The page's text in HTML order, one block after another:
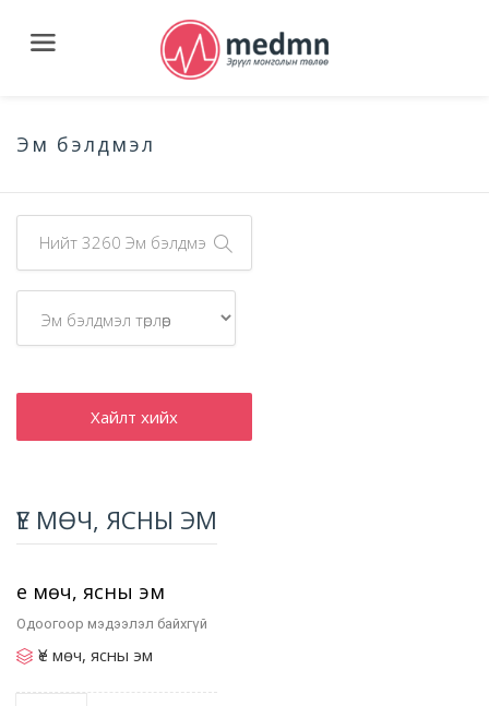
Эм бэлдмэл
Хайлт хийх
ҮЕ МӨЧ, ЯСНЫ ЭМ
Үе мөч, ясны эм
Одоогоор мэдээлэл байхгүй
Үе мөч, ясны эм